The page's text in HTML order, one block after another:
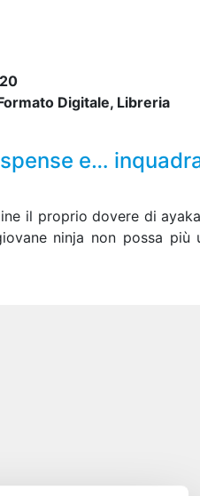
Digitale, Libreria
e…
il proprio dovere di
ninja non possa più